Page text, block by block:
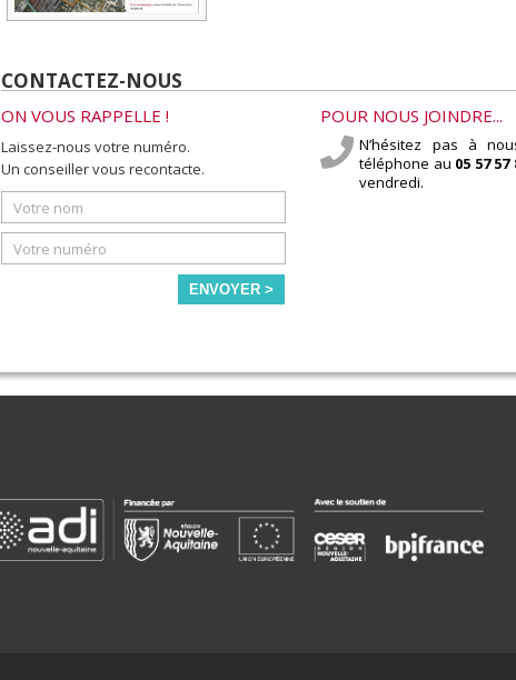
CONTACTEZ-NOUS
ON VOUS RAPPELLE !
Laissez-nous votre numéro.
Un conseiller vous recontacte.
ENVOYER >
POUR NOUS JOINDRE...
N’hésitez pas à
téléphone au 05 57 57
vendredi.